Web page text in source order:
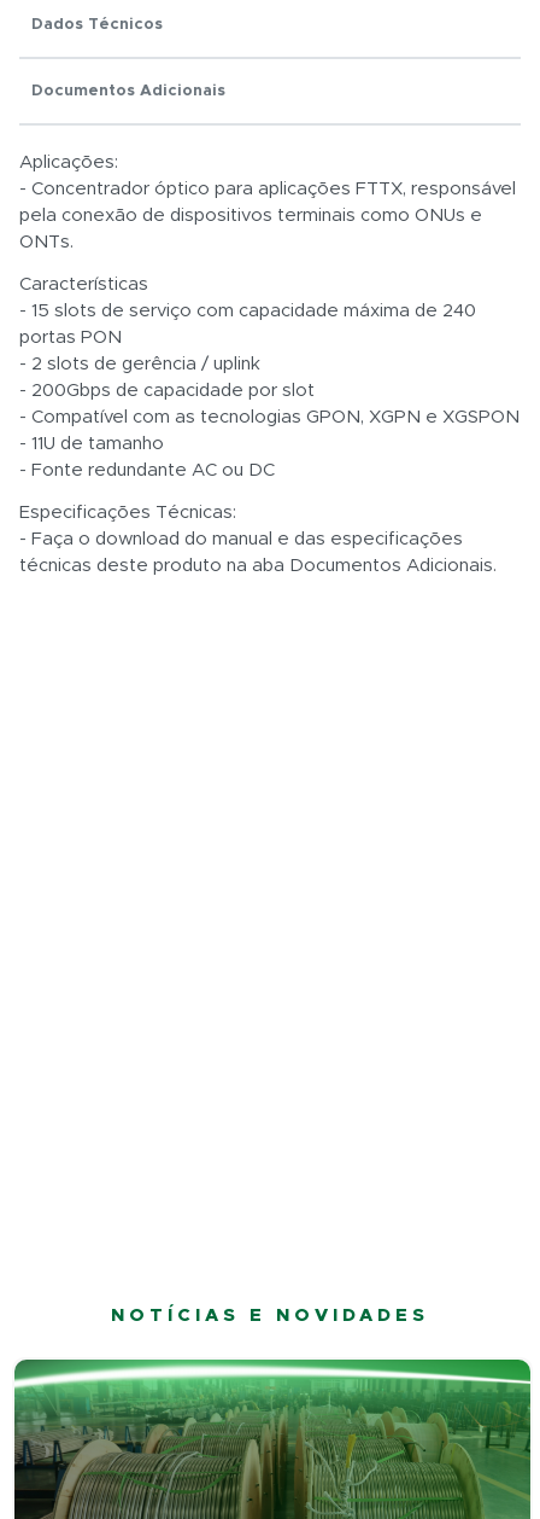
Dados Técnicos
Documentos Adicionais
Aplicações:
- Concentrador óptico para aplicações FTTX, responsável
pela conexão de dispositivos terminais como ONUs e
ONTs.
Características
- 15 slots de serviço com capacidade máxima de 240
portas PON
- 2 slots de gerência / uplink
- 200Gbps de capacidade por slot
- Compatível com as tecnologias GPON, XGPN e XGSPON
- 11U de tamanho
- Fonte redundante AC ou DC
Especificações Técnicas:
- Faça o download do manual e das especificações
técnicas deste produto na aba Documentos Adicionais.
NOTÍCIAS E NOVIDADES